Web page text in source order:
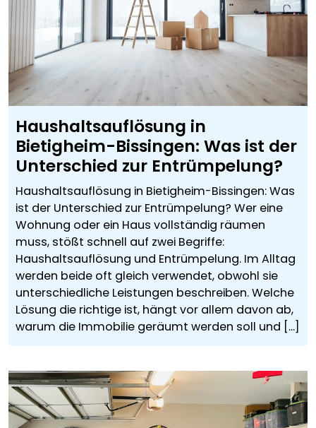
Haushaltsauflösung in
Bietigheim-Bissingen: Was ist der
Unterschied zur Entrümpelung?
Haushaltsauflösung in Bietigheim-Bissingen: Was
ist der Unterschied zur Entrümpelung? Wer eine
Wohnung oder ein Haus vollständig räumen
muss, stößt schnell auf zwei Begriffe:
Haushaltsauflösung und Entrümpelung. Im Alltag
werden beide oft gleich verwendet, obwohl sie
unterschiedliche Leistungen beschreiben. Welche
Lösung die richtige ist, hängt vor allem davon ab,
warum die Immobilie geräumt werden soll und [...]